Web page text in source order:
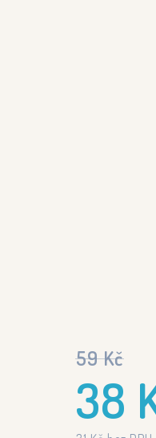
59Kč
38